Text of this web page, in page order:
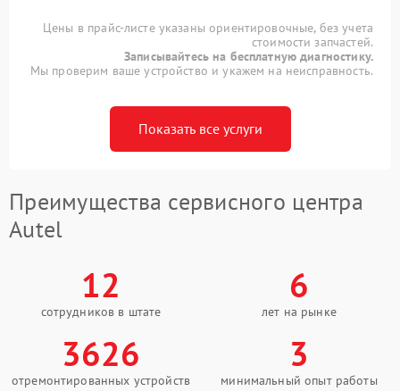
Цены в прайс-листе указаны ориентировочные, без учета
стоимости запчастей.
Записывайтесь на бесплатную диагностику.
Мы проверим ваше устройство и укажем на неисправность.
Показать все услуги
Преимущества сервисного центра
Autel
12
сотрудников в штате
6
лет на рынке
3626
отремонтированных устройств
3
минимальный опыт работы